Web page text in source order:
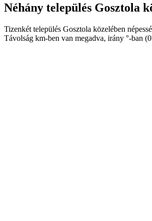
Néhány település Gosztola
Tizenkét település Gosztola közelében
Távolság km-ben van megadva, irány °-ban